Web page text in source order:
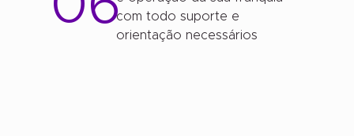
com todo suporte e
orientação necessários